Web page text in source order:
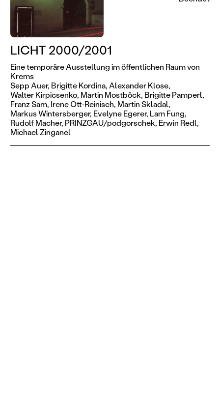
LICHT 2000/2001
Eine temporäre Ausstellung im öffentlichen Raum von
Krems
Sepp Auer, Brigitte Kordina,Alexander Klose,
Walter Kirpicsenko, Martin Mostböck, Brigitte Pamperl,
Franz Sam, Irene Ott-Reinisch, Martin Skladal,
Markus Wintersberger, Evelyne Egerer, Lam Fung,
Rudolf Macher, PRINZGAU/podgorschek, Erwin Redl,
Michael Zinganel